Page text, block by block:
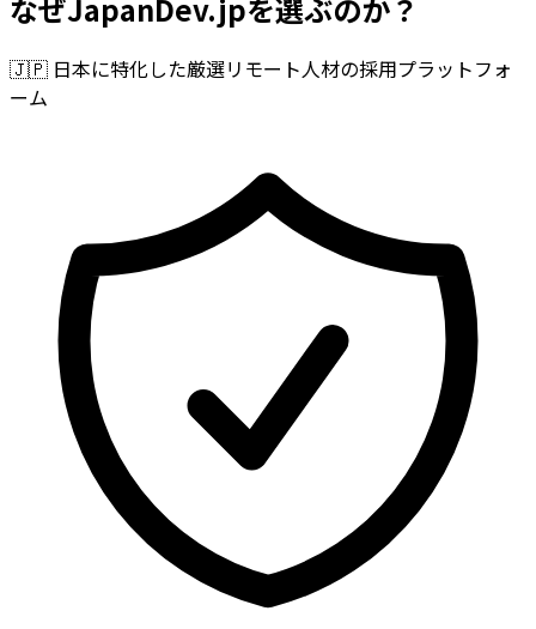
なぜJapanDev.jpを選ぶのか？
🇯🇵 日本に特化した厳選リモート人材の採用プラットフォ
ーム